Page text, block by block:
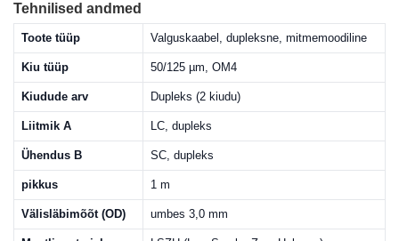
Tehnilised andmed
Toote tüüp Valguskaabel, dupleksne, mitmemoodiline
Kiu tüüp 50/125 µm, OM4
Kiudude arv Dupleks (2 kiudu)
Liitmik A LC, dupleks
Ühendus B SC, dupleks
pikkus 1 m
Välisläbimõõt (OD) umbes 3,0 mm